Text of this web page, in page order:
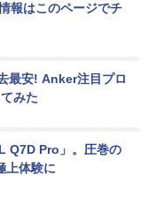
報はこのページでチ
最安! Anker注目プロ
みた
Q7D Pro」。圧巻の
上体験に